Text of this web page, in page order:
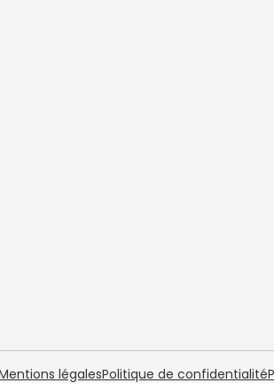
légalesPolitique de confidentialité